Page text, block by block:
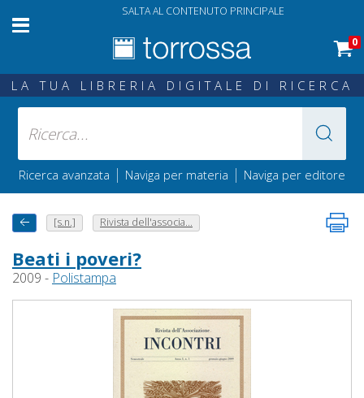
SALTA AL CONTENUTO PRINCIPALE
0
LA TUA LIBRERIA DIGITALE DI RICERCA
Ricerca avanzata | Naviga per materia | Naviga per editore
[s.n.] Rivista dell'associa...
Beati i poveri?
2009 - Polistampa